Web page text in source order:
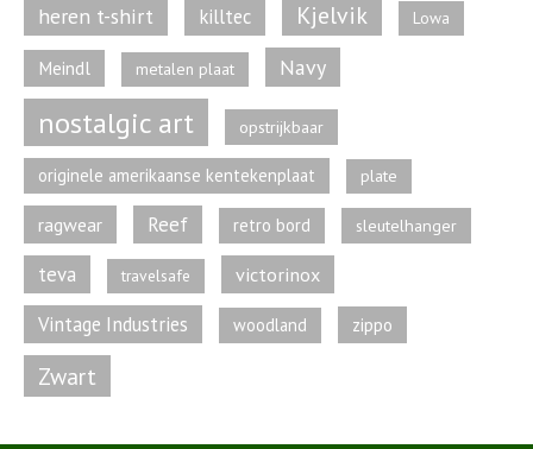
heren t-shirt killtec Kjelvik Lowa
Meindl metalen plaat Navy
nostalgic art opstrijkbaar
originele amerikaanse kentekenplaat plate
ragwear Reef retro bord sleutelhanger
teva travelsafe victorinox
Vintage Industries woodland zippo
Zwart